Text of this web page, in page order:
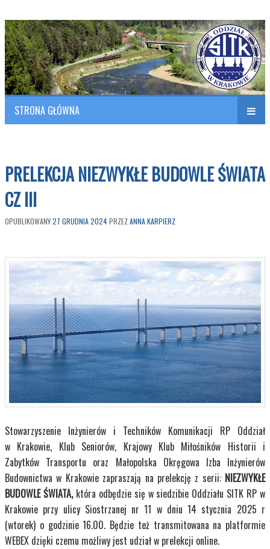
SITK RP Oddział w KRAKOWIE
Polish Association of Engineers & Technicians of Transportation
STRONA GŁÓWNA
PRELEKCJA NIEZWYKŁE BUDOWLE ŚWIATA
CZ III
OPUBLIKOWANY27 GRUDNIA 2024PRZEZANNA KARPIERZ
Stowarzyszenie Inżynierów i Techników Komunikacji RP Oddział
w Krakowie, Klub Seniorów, Krajowy Klub Miłośników Historii i
Zabytków Transportu oraz Małopolska Okręgowa Izba Inżynierów
Budownictwa w Krakowie zapraszają na prelekcję z serii: NIEZWYKŁE
BUDOWLE ŚWIATA, która odbędzie się w siedzibie Oddziału SITK RP w
Krakowie przy ulicy Siostrzanej nr 11 w dniu14 stycznia 2025 r
(wtorek) o godzinie 16.00. Będzie też transmitowana na platformie
WEBEX dzięki czemu możliwy jest udział w prelekcji online.